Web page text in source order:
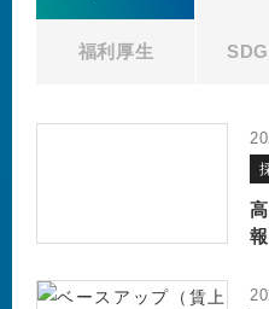
福利厚生
報